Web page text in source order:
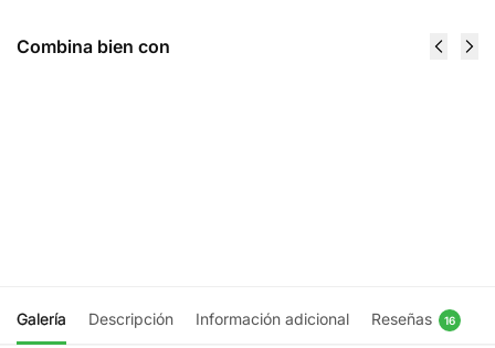
Combina bien con
Galería Descripción Información adicional Reseñas 16